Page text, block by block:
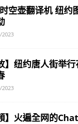
空壶翻译机 纽约
2023
】纽约唐人街举
2023
】火遍全网的